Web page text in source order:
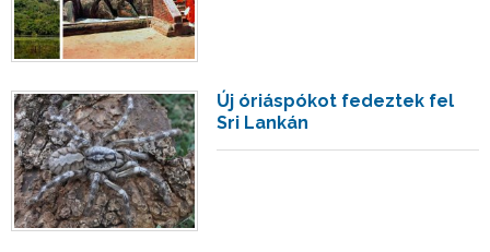
Új óriáspókot fedeztek fel
Sri Lankán